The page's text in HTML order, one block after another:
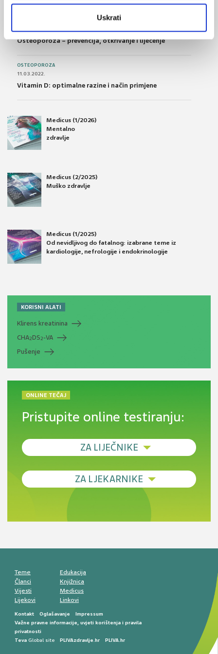
Uskrati
Osteoporoza – prevencija, otkrivanje i liječenje
OSTEOPOROZA
11.03.2022.
Vitamin D: optimalne razine i način primjene
Medicus (1/2026)
Mentalno
zdravlje
Medicus (2/2025)
Muško zdravlje
Medicus (1/2025)
Od nevidljivog do fatalnog: izabrane teme iz
kardiologije, nefrologije i endokrinologije
KORISNI ALATI
Klirens kreatinina
CHA2DS2-VA
Pušenje
ONLINE TEČAJ
Pristupite online testiranju:
ZA LIJEČNIKE
Debljina - od prevencije do personalizirane
Novi pogled na migrenu: komorbiditeti, spolne
razlike i nove terapije
smetnji do rane onkološke dijagnostike
ZA LJEKARNIKE
Antikoagulansi u ljekarničkoj praksi –
Teme
Članci
Vijesti
Lijekovi
Edukacija
Knjižnica
Medicus
Linkovi
Kontakt Oglašavanje
Impressum
Važne pravne informacije, uvjeti korištenja i pravila
privatnosti
Teva Global site PLIVAzdravlje.hr PLIVA.hr